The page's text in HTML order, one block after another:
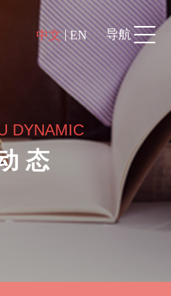
中文|EN 导航
DYNAMIC
态